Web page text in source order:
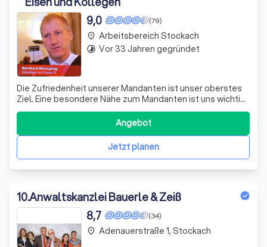
(79)
9,0
Die Zufriedenheit unserer Mandanten ist unser oberstes
Ziel. Eine besondere Nähe zum Mandanten ist uns wichtig
und bietet eine gute Basis für die vertrauensvolle und
erfolgreiche Zusammenarbeit. Eine fundierte und
bedarfsgerechte Beratung gewährleisten wir durch eine
fortlaufende fachliche Fortbild
Jetzt planen
Angebot
place Arbeitsbereich Stockach
timelapse Vor 33 Jahren gegründet
10.Anwaltskanzlei Bauerle & Zeiß
(34)
8,7
place Adenauerstraße 1, Stockach